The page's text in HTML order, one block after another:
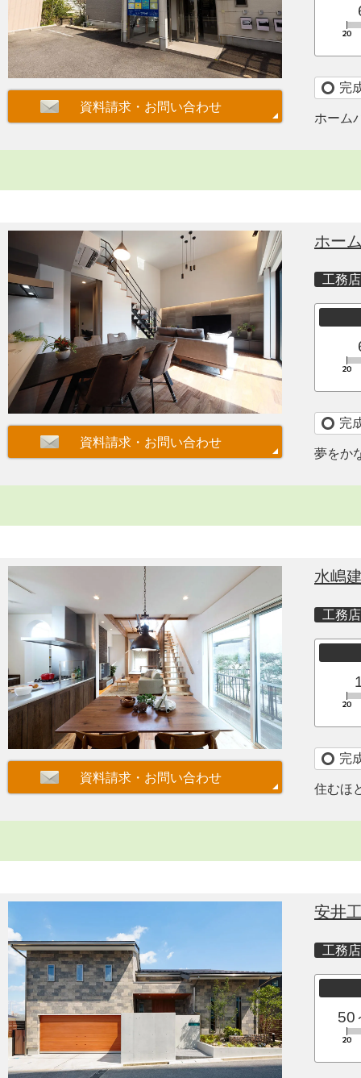
完
ホーム
ホー
工務店
完
夢をか
水嶋
工務店
完
住むほ
安井
工務店
50